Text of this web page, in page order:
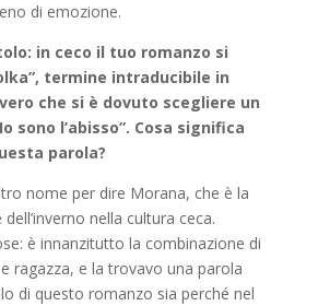
di emozione.
in ceco il tuo romanzo si
termine intraducibile in
che si è dovuto scegliere un
sono l’abisso”. Cosa significa
parola?
nome per dire Morana, che è la
nella cultura ceca.
è innanzitutto la combinazione di
ragazza, e la trovavo una parola
di questo romanzo sia perché nel